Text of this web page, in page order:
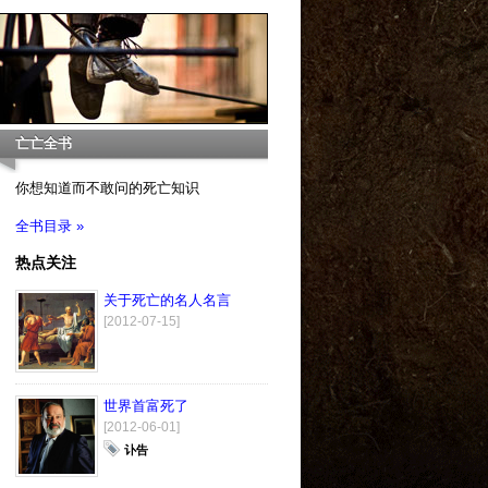
亡亡全书
你想知道而不敢问的死亡知识
全书目录 »
热点关注
关于死亡的名人名言
[2012-07-15]
世界首富死了
[2012-06-01]
讣告